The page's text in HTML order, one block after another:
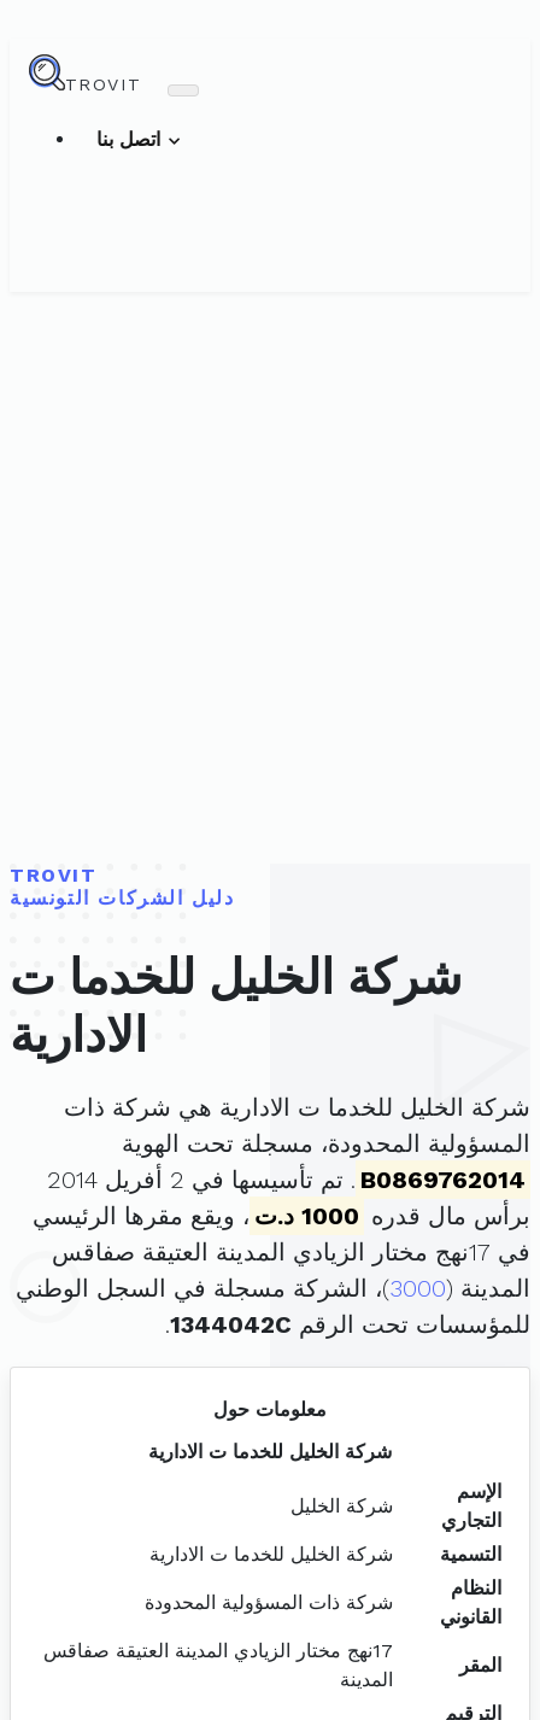
TROVIT
TROVIT
دليل الشركات التونسية
شركة الخليل للخدما ت
الادارية
شركة الخليل للخدما ت الادارية هي شركة ذات
المسؤولية المحدودة، مسجلة تحت الهوية
B0869762014
. تم تأسيسها في 2 أفريل 2014
برأس مال قدره 1000 د.ت
، ويقع مقرها الرئيسي
في 17نهج مختار الزيادي المدينة العتيقة صفاقس
المدينة (3000)، الشركة مسجلة في السجل الوطني
للمؤسسات تحت الرقم 1344042C
.
معلومات حول
شركة الخليل للخدما ت الادارية
الإسم
التجاري
شركة الخليل
التسمية
شركة الخليل للخدما ت الادارية
النظام
القانوني
شركة ذات المسؤولية المحدودة
المقر
17نهج مختار الزيادي المدينة العتيقة صفاقس
المدينة
الترقيم